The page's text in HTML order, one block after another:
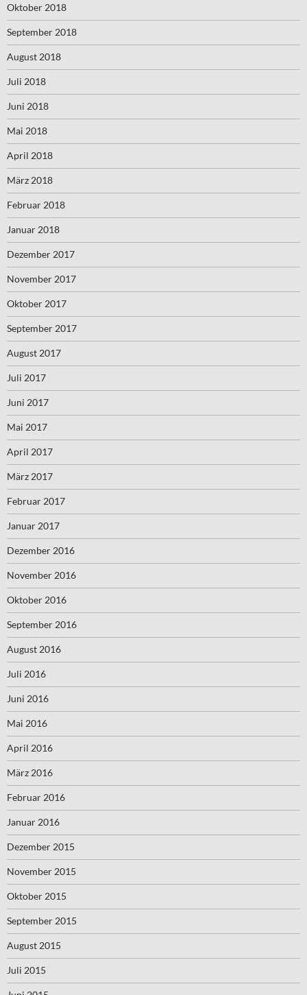
Oktober 2018
September 2018
August 2018
Juli 2018
Juni 2018
Mai 2018
April 2018
März 2018
Februar 2018
Januar 2018
Dezember 2017
November 2017
Oktober 2017
September 2017
August 2017
Juli 2017
Juni 2017
Mai 2017
April 2017
März 2017
Februar 2017
Januar 2017
Dezember 2016
November 2016
Oktober 2016
September 2016
August 2016
Juli 2016
Juni 2016
Mai 2016
April 2016
März 2016
Februar 2016
Januar 2016
Dezember 2015
November 2015
Oktober 2015
September 2015
August 2015
Juli 2015